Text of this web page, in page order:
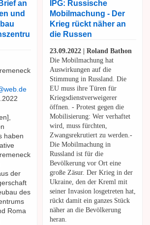
an
und
haben
der
des
Roma
IPG: Russische
Mobilmachung - Der
Krieg rückt näher an
die Russen
23.09.2022 | Roland Bathon
Die Mobilmachung hat
Auswirkungen auf die
Stimmung in Russland. Die
EU muss ihre Türen für
Kriegsdienstverweigerer
öffnen. - Protest gegen die
Mobilisierung: Wer verhaftet
wird, muss fürchten,
Zwangsrekrutiert zu werden.-
Die Mobilmachung in
Russland ist für die
Bevölkerung vor Ort eine
große Zäsur. Der Krieg in der
Ukraine, den der Kreml mit
seiner Invasion losgetreten hat,
rückt damit ein ganzes Stück
näher an die Bevölkerung
heran.